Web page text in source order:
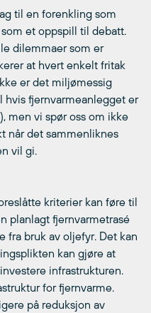
til en forenkling som
et oppspill til debatt.
dilemmaer som er
at hvert enkelt fritak
er det miljømessig
hvis fjernvarmeanlegget er
men vi spør oss om ikke
når det sammenliknes
vil gi.
kriterier kan føre til
planlagt fjernvarmetrasé
fra bruk av oljefyr. Det kan
kan gjøre at
infrastrukturen.
for fjernvarme.
på reduksjon av